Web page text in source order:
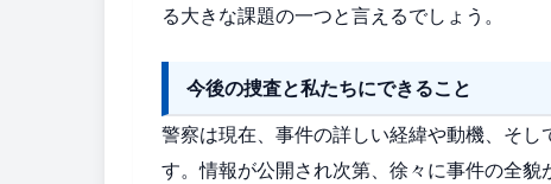
る大きな課題の一つと言えるでしょう。
今後の捜査と私たちにできること
警察は現在、事件の詳しい経緯や動機、そ
す。情報が公開され次第、徐々に事件の全貌